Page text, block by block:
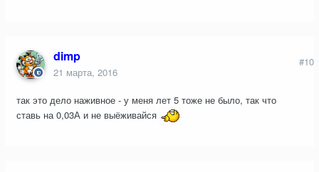
dimp
21 марта, 2016
#10
так это дело наживное - у меня лет 5 тоже не было, так что
ставь на 0,03А и не выёживайся